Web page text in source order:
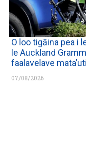
O loo tigāina pea i
le Auckland
faalavelave
07/08/2026